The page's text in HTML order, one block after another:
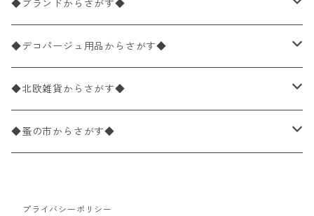
ペーパーナプキン20枚入りパック
ペーパーナプキン10枚入りパック
ライスペーパー
ペーパーリネンナプキン
パック売り
25×25cm（カクテルサイズ）
バラ売り
パック売り
40×40cm（ディナーサイズ）
バラ売り
パック売り
21×21cm（ポケットサイズ）
バラ売り
33cm（ラウンド）
花柄
植物・グリーン柄
動物・鳥・昆虫・蝶柄
海・魚柄
◆ブランドからさがす◆
ドイツ製 IHR/イア
ランチサイズ
カクテルサイズ
ドイツ製 Ambiente/アンビエンテ
ランチサイズ
ドイツ製 Paperproducts Design
カクテルサイズ
ランチサイズ
◆デコパージュ用品からさがす◆
デコパージュ液
デコパージュ下地
◆北欧雑貨からさがす◆
シリコンモールド
◆蚤の市からさがす◆
プライバシーポリシー